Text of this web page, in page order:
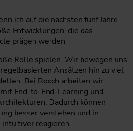
ich auf die nächsten fünf Jahre
Entwicklungen, die das
prägen werden.
Rolle spielen. Wir bewegen uns
Ansätzen hin zu viel
Bei Bosch arbeiten wir
End-to-End-Learning und
Dadurch können
besser verstehen und in
reagieren.